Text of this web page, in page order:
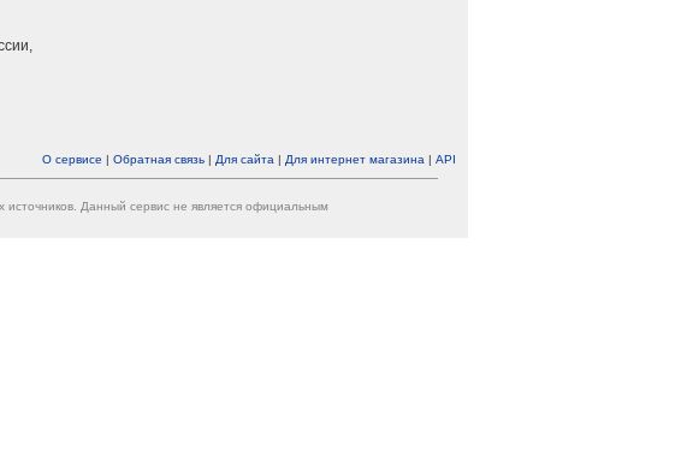
О сервисе | Обратная связь | Для сайта | Для интернет магазина | API
Данный сервис не является официальным